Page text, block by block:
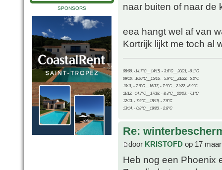
SPONSORS
naar buiten of naar de
eea hangt wel af van
Kortrijk lijkt me toch al
08/09, -14.7°C__14/15, - 3.6°C__20/21, -9.1°C
09/10, -10.0°C__15/16, - 5.9°C__21/22, -5.2°C
10/11, - 7.9°C__16/17, - 7.9°C__21/22, -6.9°C
11/12, -14.7°C__17/18, - 8.3°C__22/23, -7.1°C
12/13, - 7.9°C__18/19, - 7.5°C
13/14, - 0.8°C__19/20, - 2.8°C
Re:
door KRISTOFD op 17
Heb nog een Phoenix